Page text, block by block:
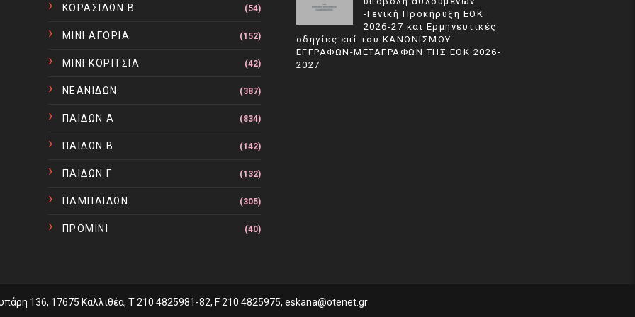
ΚΟΡΑΣΙΔΩΝ Β (54)
ΜΙΝΙ ΑΓΟΡΙΑ (152)
ΜΙΝΙ ΚΟΡΙΤΣΙΑ (42)
ΝΕΑΝΙΔΩΝ (387)
ΠΑΙΔΩΝ Α (834)
ΠΑΙΔΩΝ Β (142)
ΠΑΙΔΩΝ Γ (132)
ΠΑΜΠΑΙΔΩΝ (305)
ΠΡΟΜΙΝΙ (40)
-Γενική Προκήρυξη ΕΟΚ
2026-27 και Ερμηνευτικές
οδηγίες επί του ΚΑΝΟΝΙΣΜΟΥ
ΕΓΓΡΑΦΩΝ-ΜΕΤΑΓΡΑΦΩΝ ΤΗΣ ΕΟΚ 2026-
2027
136, 17675 Καλλιθέα, T 210 4825981-82, F 210 4825975, eskana@otenet.gr